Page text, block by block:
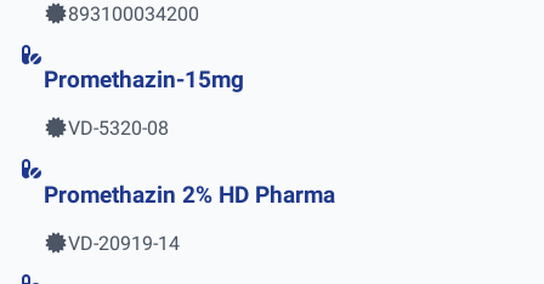
893100034200
Promethazin-15mg
VD-5320-08
Promethazin 2% HD Pharma
VD-20919-14